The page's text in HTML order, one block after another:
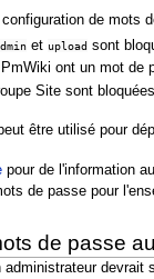
de mots
et uploadsont
ont un mot de
Site sont
être utilisé pour
pour de l'information
de passe pour
de passe
administrateur